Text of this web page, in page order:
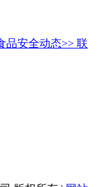
品安全动态>> 联